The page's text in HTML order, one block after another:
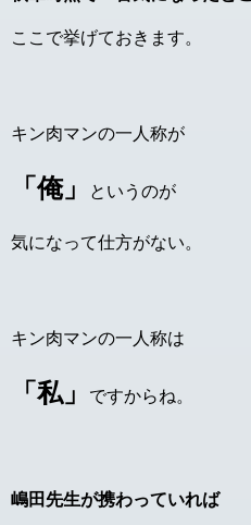
ここで挙げておきます。
キン肉マンの一人称が
「俺」 というのが
気になって仕方がない。
キン肉マンの一人称は
「私」 ですからね。
嶋田先生が携わっていれば